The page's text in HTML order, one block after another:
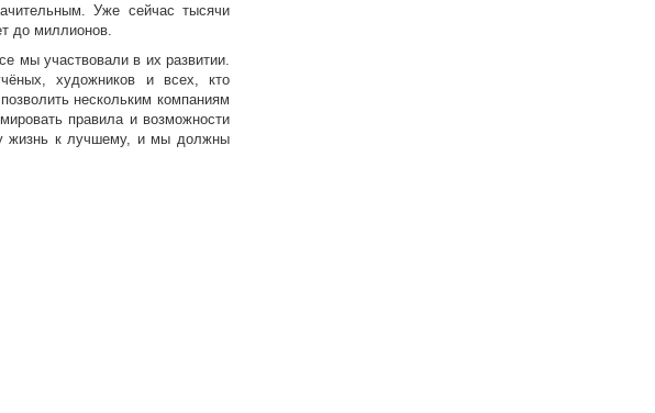
Уже сейчас тысячи
до миллионов.
мы участвовали в их развитии.
художников и всех, кто
нескольким компаниям
правила и возможности
жизнь к лучшему, и мы должны